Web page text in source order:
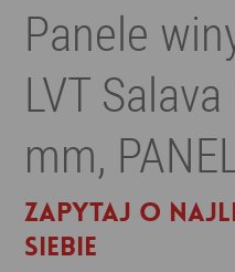
Panele
LVT
mm,
Zapytaj o
siebie